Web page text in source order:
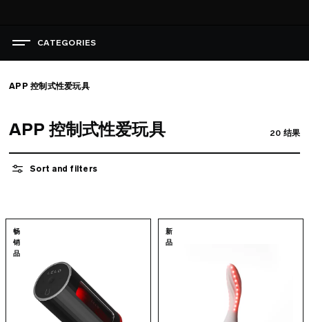
CATEGORIES
最佳销量性玩具
情侣性玩具
豪华性玩具
LELO MAKEUP™
避孕套
酷儿之选
APP 控制式性爱玩具
APP 控制式性爱玩具 20 结果
Sort and filters
F1S™ V2
畅
销
品
新
品